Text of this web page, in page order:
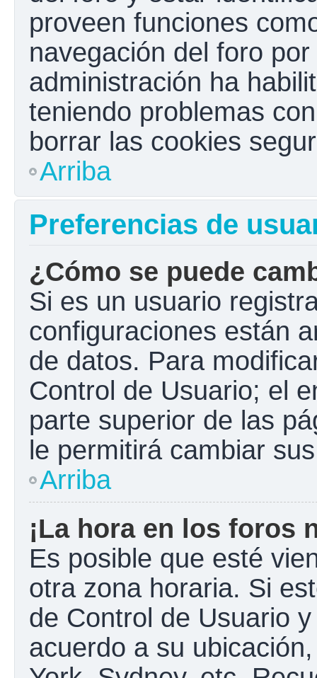
proveen funciones
navegación del foro
administración ha
teniendo problemas
borrar las cookies
Arriba
Preferencias de
¿Cómo se puede
Si es un usuario
configuraciones están
de datos. Para
Control de Usuario; el
parte superior de las
le permitirá cambiar
Arriba
¡La hora en los foros
Es posible que esté
otra zona horaria. Si
de Control de Usuario
acuerdo a su